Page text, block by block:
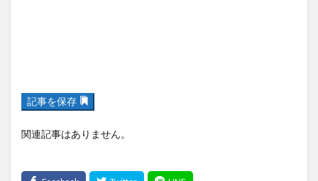
記事を保存
関連記事はありません。